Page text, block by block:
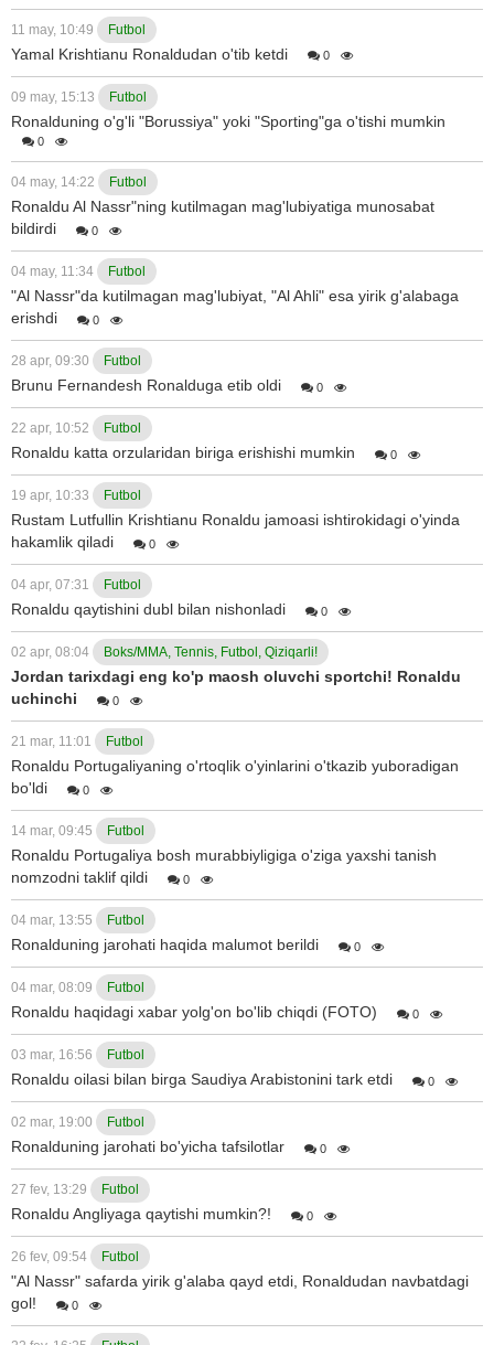
11 may, 10:49 Futbol
Yamal Krishtianu Ronaldudan o'tib ketdi 0
09 may, 15:13 Futbol
Ronalduning o'g'li "Borussiya" yoki "Sporting"ga o'tishi mumkin
0
04 may, 14:22 Futbol
Ronaldu Al Nassr"ning kutilmagan mag'lubiyatiga munosabat
bildirdi
0
04 may, 11:34 Futbol
"Al Nassr"da kutilmagan mag'lubiyat, "Al Ahli" esa yirik g'alabaga
erishdi
0
28 apr, 09:30 Futbol
Brunu Fernandesh Ronalduga etib oldi 0
22 apr, 10:52 Futbol
Ronaldu katta orzularidan biriga erishishi mumkin 0
19 apr, 10:33 Futbol
Rustam Lutfullin Krishtianu Ronaldu jamoasi ishtirokidagi o'yinda
hakamlik qiladi
0
04 apr, 07:31 Futbol
Ronaldu qaytishini dubl bilan nishonladi 0
02 apr, 08:04 Boks/MMA, Tennis, Futbol, Qiziqarli!
Jordan tarixdagi eng ko'p maosh oluvchi sportchi! Ronaldu
uchinchi
0
21 mar, 11:01 Futbol
Ronaldu Portugaliyaning o'rtoqlik o'yinlarini o'tkazib yuboradigan
bo'ldi
0
14 mar, 09:45 Futbol
Ronaldu Portugaliya bosh murabbiyligiga o'ziga yaxshi tanish
nomzodni taklif qildi
0
04 mar, 13:55 Futbol
Ronalduning jarohati haqida malumot berildi 0
04 mar, 08:09 Futbol
Ronaldu haqidagi xabar yolg'on bo'lib chiqdi (FOTO) 0
03 mar, 16:56 Futbol
Ronaldu oilasi bilan birga Saudiya Arabistonini tark etdi 0
02 mar, 19:00 Futbol
Ronalduning jarohati bo'yicha tafsilotlar 0
27 fev, 13:29 Futbol
Ronaldu Angliyaga qaytishi mumkin?! 0
26 fev, 09:54 Futbol
"Al Nassr" safarda yirik g'alaba qayd etdi, Ronaldudan navbatdagi
gol!
0